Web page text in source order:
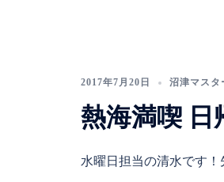
2017年7月20日 沼津マスタ
熱海満喫 日
水曜日担当の清水です